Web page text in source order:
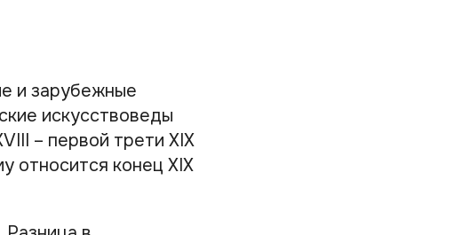
и зарубежные
искусствоведы
– первой трети XIX
относится конец XIX